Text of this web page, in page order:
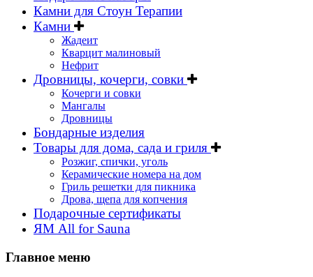
Камни для Стоун Терапии
Камни
Жадеит
Кварцит малиновый
Нефрит
Дровницы, кочерги, совки
Кочерги и совки
Мангалы
Дровницы
Бондарные изделия
Товары для дома, сада и гриля
Розжиг, спички, уголь
Керамические номера на дом
Гриль решетки для пикника
Дрова, щепа для копчения
Подарочные сертификаты
ЯМ All for Sauna
Главное меню